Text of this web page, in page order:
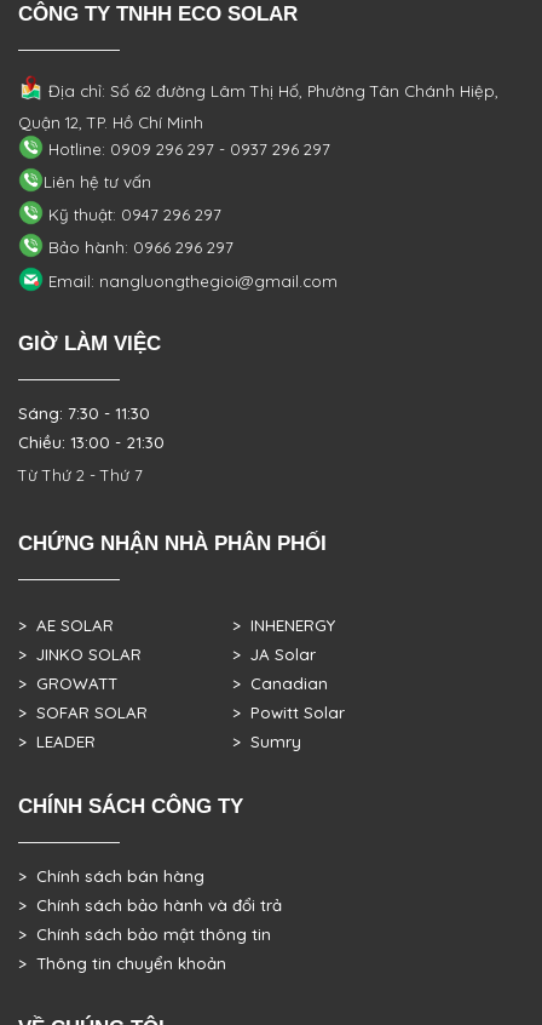
CÔNG TY TNHH ECO SOLAR
Địa chỉ: Số 62 đường Lâm Thị Hố, PhườngTân Chánh Hiệp,
Quận 12, TP. Hồ Chí Minh
Hotline: 0909 296 297 - 0937 296 297
Liên hệ tư vấn
Kỹ thuật: 0947 296 297
Bảo hành: 0966 296 297
Email: nangluongthegioi@gmail.com
GIỜ LÀM VIỆC
Sáng: 7:30 - 11:30
Chiều: 13:00 - 21:30
Từ Thứ 2 - Thứ 7
CHỨNG NHẬN NHÀ PHÂN PHỐI
> AE SOLAR
> JINKO SOLAR
> GROWATT
> SOFAR SOLAR
> LEADER
> INHENERGY
> JA Solar
> Canadian
> Powitt Solar
> Sumry
CHÍNH SÁCH CÔNG TY
> Chính sách bán hàng
> Chính sách bảo hành và đổi trả
> Chính sách bảo mật thông tin
> Thông tin chuyển khoản